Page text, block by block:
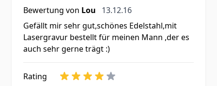
Bewertung von Lou 13. Dezember 2016
13.12.16
Gefällt mir sehr gut,schönes Edelstahl,mit
Lasergravur bestellt für meinen Mann ,der es
auch sehr gerne trägt :)
Rating